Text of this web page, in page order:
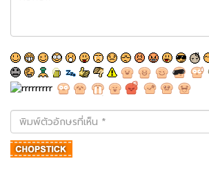
พิมพ์
ตัว
อักษร
ที่